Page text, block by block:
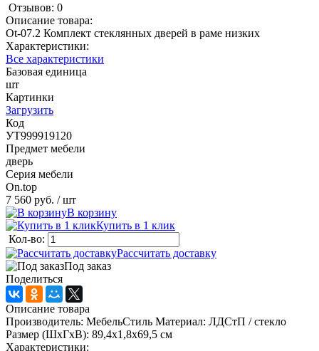
Отзывов: 0
Описание товара:
Ot-07.2 Комплект стеклянных дверей в раме низких
Характеристики:
Все характеристики
Базовая единица
шт
Картинки
Загрузить
Код
УТ999919120
Предмет мебели
дверь
Серия мебели
On.top
7 560 руб. / шт
В корзину
Купить в 1 клик
Кол-во:
Рассчитать доставку
Под заказ
Поделиться
Описание товара
Производитель: МебельСтиль Материал: ЛДСтП / стекло
Размер (ШхГхВ): 89,4х1,8х69,5 см
Характеристики: